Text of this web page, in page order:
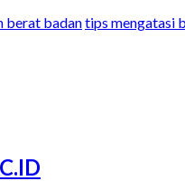
berat badantips mengatasi